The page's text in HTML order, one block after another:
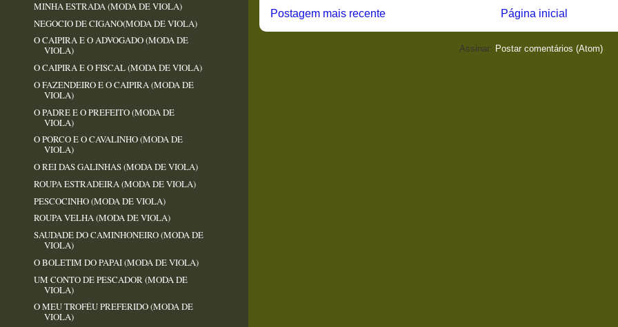
Postagem mais recente Página inicial
Assinar: Postar comentários (Atom)
MINHA ESTRADA (MODA DE VIOLA)
NEGOCIO DE CIGANO(MODA DE VIOLA)
O CAIPIRA E O ADVOGADO (MODA DE
VIOLA)
O CAIPIRA E O FISCAL (MODA DE VIOLA)
O FAZENDEIRO E O CAIPIRA (MODA DE
VIOLA)
O PADRE E O PREFEITO (MODA DE
VIOLA)
O PORCO E O CAVALINHO (MODA DE
VIOLA)
O REI DAS GALINHAS (MODA DE VIOLA)
ROUPA ESTRADEIRA (MODA DE VIOLA)
PESCOCINHO (MODA DE VIOLA)
ROUPA VELHA (MODA DE VIOLA)
SAUDADE DO CAMINHONEIRO (MODA DE
VIOLA)
O BOLETIM DO PAPAI (MODA DE VIOLA)
UM CONTO DE PESCADOR (MODA DE
VIOLA)
O MEU TROFÉU PREFERIDO (MODA DE
VIOLA)